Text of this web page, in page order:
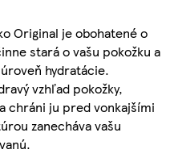
Original je obohatené o
stará o vašu pokožku a
hydratácie.
vzhľad pokožky,
chráni ju pred vonkajšími
zanecháva vašu